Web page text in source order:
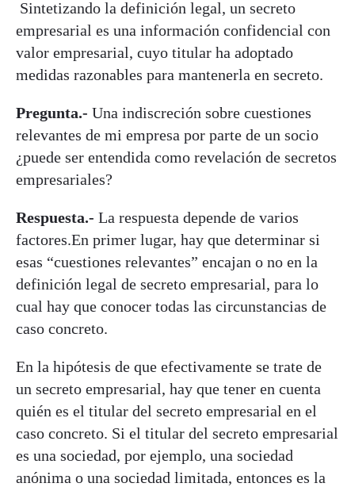
Sintetizando la definición legal, un secreto
empresarial es una información confidencial con
valor empresarial, cuyo titular ha adoptado
medidas razonables para mantenerla en secreto.
Pregunta.- Una indiscreción sobre cuestiones
relevantes de mi empresa por parte de un socio
¿puede ser entendida como revelación de secretos
empresariales?
Respuesta.- La respuesta depende de varios
factores.En primer lugar, hay que determinar si
esas “cuestiones relevantes” encajan o no en la
definición legal de secreto empresarial, para lo
cual hay que conocer todas las circunstancias de
caso concreto.
En la hipótesis de que efectivamente se trate de
un secreto empresarial, hay que tener en cuenta
quién es el titular del secreto empresarial en el
caso concreto. Si el titular del secreto empresarial
es una sociedad, por ejemplo, una sociedad
anónima o una sociedad limitada, entonces es la